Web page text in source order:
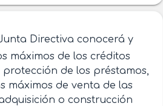
Directiva conocerá y
máximos de los créditos
de los préstamos,
máximos de venta de las
o construcción